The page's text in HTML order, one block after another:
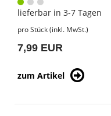
lieferbar in 3-7 Tagen
pro Stück (inkl. MwSt.)
7,99 EUR
zum Artikel